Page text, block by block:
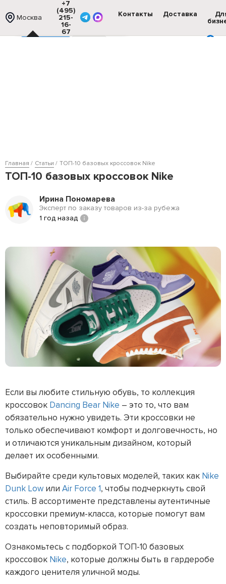
Москва
+7
(495)
215-
16-
67
Контакты Доставка
0
Главная Статьи ТОП-10 базовых кроссовок Nike
ТОП-10 базовых кроссовок Nike
Ирина Пономарева
Эксперт по заказу товаров из-за рубежа
1 год назад
Если вы любите стильную обувь, то коллекция
кроссовок Dancing Bear Nike – это то, что вам
обязательно нужно увидеть. Эти кроссовки не
только обеспечивают комфорт и долговечность, но
и отличаются уникальным дизайном, который
делает их особенными.
Выбирайте среди культовых моделей, таких как Nike
Dunk Lowили Air Force 1, чтобы подчеркнуть свой
стиль. В ассортименте представлены аутентичные
кроссовки премиум-класса, которые помогут вам
создать неповторимый образ.
Ознакомьтесь с подборкой ТОП-10 базовых
кроссовок Nike, которые должны быть в гардеробе
каждого ценителя уличной моды.